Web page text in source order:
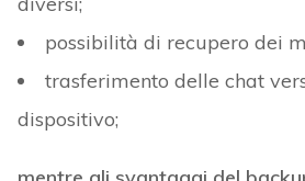
possibilità di recupero dei
trasferimento delle chat
dispositivo;